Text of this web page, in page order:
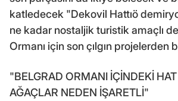
katledecek "Dekovil Hattıö
ne kadar nostaljik turistik amaçlı
Ormanı için son çılgın projelerden
"BELGRAD ORMANI İÇİNDEKİ
AĞAÇLAR NEDEN İŞARETLİ"